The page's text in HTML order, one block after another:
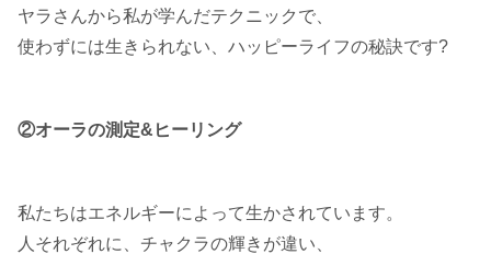
ヤラさんから私が学んだテクニックで、
使わずには生きられない、ハッピーライフの秘訣です?
②オーラの測定&ヒーリング
私たちはエネルギーによって生かされています。
人それぞれに、チャクラの輝きが違い、